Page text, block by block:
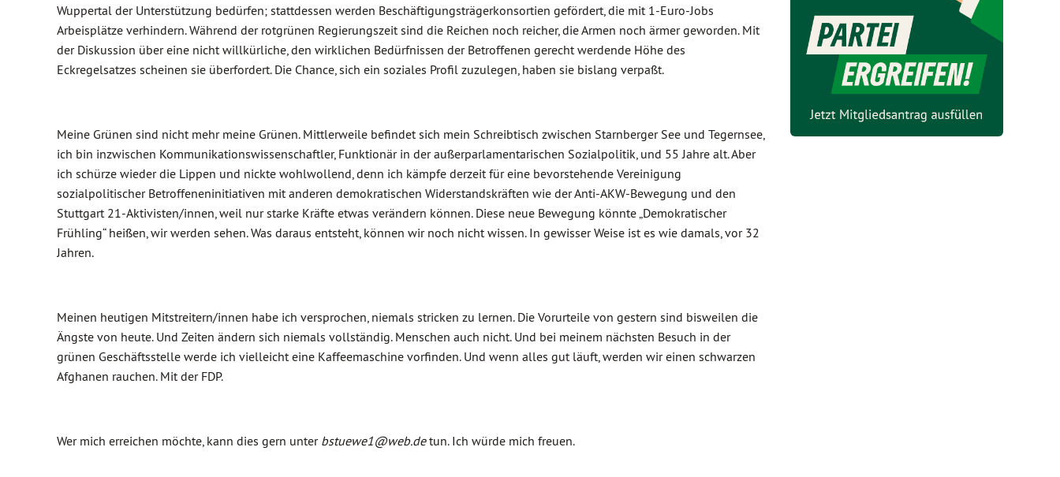
Wuppertal der Unterstützung bedürfen; stattdessen werden Beschäftigungsträgerkonsortien gefördert, die mit 1-Euro-Jobs
Arbeisplätze verhindern. Während der rotgrünen Regierungszeit sind die Reichen noch reicher, die Armen noch ärmer geworden. Mit
der Diskussion über eine nicht willkürliche, den wirklichen Bedürfnissen der Betroffenen gerecht werdende Höhe des
Eckregelsatzes scheinen sie überfordert. Die Chance, sich ein soziales Profil zuzulegen, haben sie bislang verpaßt.
Meine Grünen sind nicht mehr meine Grünen. Mittlerweile befindet sich mein Schreibtisch zwischen Starnberger See und Tegernsee,
ich bin inzwischen Kommunikationswissenschaftler, Funktionär in der außerparlamentarischen Sozialpolitik, und 55 Jahre alt. Aber
ich schürze wieder die Lippen und nickte wohlwollend, denn ich kämpfe derzeit für eine bevorstehende Vereinigung
sozialpolitischer Betroffeneninitiativen mit anderen demokratischen Widerstandskräften wie der Anti-AKW-Bewegung und den
Stuttgart 21-Aktivisten/innen, weil nur starke Kräfte etwas verändern können. Diese neue Bewegung könnte „Demokratischer
Frühling“ heißen, wir werden sehen. Was daraus entsteht, können wir noch nicht wissen. In gewisser Weise ist es wie damals, vor 32
Jahren.
Meinen heutigen Mitstreitern/innen habe ich versprochen, niemals stricken zu lernen. Die Vorurteile von gestern sind bisweilen die
Ängste von heute. Und Zeiten ändern sich niemals vollständig. Menschen auch nicht. Und bei meinem nächsten Besuch in der
grünen Geschäftsstelle werde ich vielleicht eine Kaffeemaschine vorfinden. Und wenn alles gut läuft, werden wir einen schwarzen
Afghanen rauchen. Mit der FDP.
Wer mich erreichen möchte, kann dies gern unter bstuewe1@web.detun. Ich würde mich freuen.